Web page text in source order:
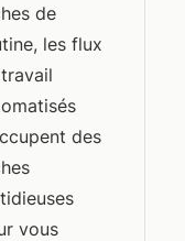
de
les flux
des
vous